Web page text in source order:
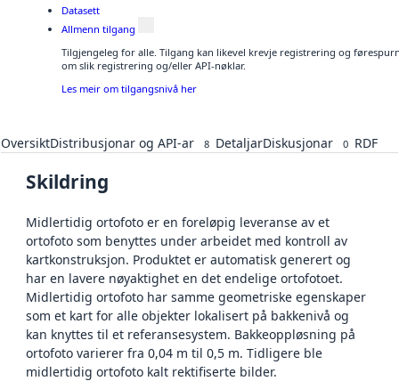
Datasett
Allmenn tilgang
Tilgjengeleg for alle. Tilgang kan likevel krevje registrering og
om slik registrering og/eller API-nøklar.
Les meir om tilgangsnivå her
OversiktDistribusjonar og API-ar 8 DetaljarDiskusjonar 0 RDF
Skildring
Midlertidig ortofoto er en foreløpig leveranse av et
ortofoto som benyttes under arbeidet med kontroll av
kartkonstruksjon. Produktet er automatisk generert og
har en lavere nøyaktighet en det endelige ortofotoet.
Midlertidig ortofoto har samme geometriske egenskaper
som et kart for alle objekter lokalisert på bakkenivå og
kan knyttes til et referansesystem. Bakkeoppløsning på
ortofoto varierer fra 0,04 m til 0,5 m. Tidligere ble
midlertidig ortofoto kalt rektifiserte bilder.